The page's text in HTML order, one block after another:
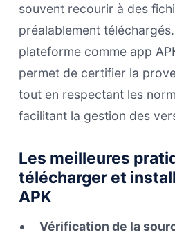
souvent recourir à des
préalablement
plateforme comme app
permet de certifier la
tout en respectant les
facilitant la gestion des
Les meilleures
télécharger et
APK
Vérification de la